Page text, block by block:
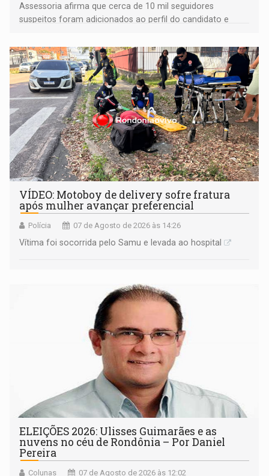
Assessoria afirma que cerca de 10 mil seguidores
suspeitos foram adicionados ao perfil do candidato e
remover as contas
VÍDEO: Motoboy de delivery sofre fratura
após mulher avançar preferencial
Polícia 07 de Agosto de 2026 às 14:26
Vítima foi socorrida pelo Samu e levada ao hospital
ELEIÇÕES 2026: Ulisses Guimarães e as
nuvens no céu de Rondônia – Por Daniel
Pereira
Colunas 07 de Agosto de 2026 às 12:02